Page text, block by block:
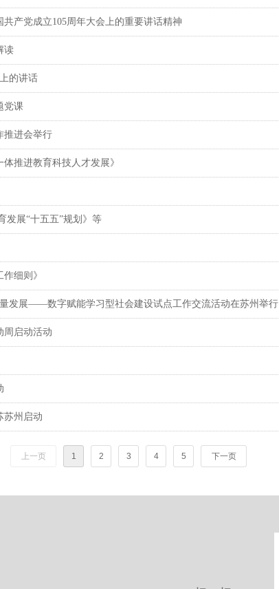
产党成立105周年大会上的重要讲话精神
读
的讲话
党课
推进会举行
推进教育科技人才发展》
发展“十五五”规划》等
细则》
发展——数字赋能学习型社会建设试点工作交流活动在苏州举行
周启动活动
苏州启动
上一页 1 2 3 4 5 下一页